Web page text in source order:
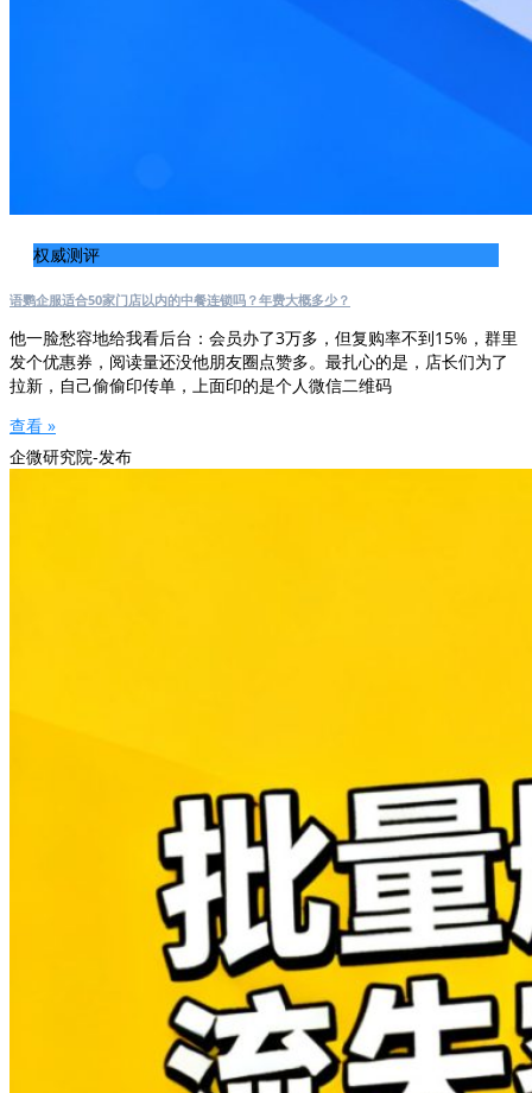
权威测评
语鹦企服适合50家门店以内的中餐连锁吗？年费大概多少？
他一脸愁容地给我看后台：会员办了3万多，但复购率不到15%，群里
发个优惠券，阅读量还没他朋友圈点赞多。最扎心的是，店长们为了
拉新，自己偷偷印传单，上面印的是个人微信二维码
查看 »
企微研究院-发布